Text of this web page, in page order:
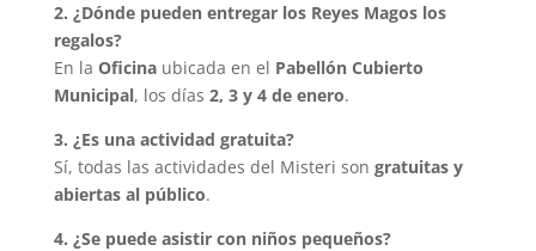
2. ¿Dónde pueden entregar los Reyes Magos los
regalos?
En la Oficinaubicada en el Pabellón Cubierto
Municipal, los días 2, 3 y 4 de enero.
3. ¿Es una actividad gratuita?
Sí, todas las actividades del Misteri son gratuitas y
abiertas al público.
4. ¿Se puede asistir con niños pequeños?